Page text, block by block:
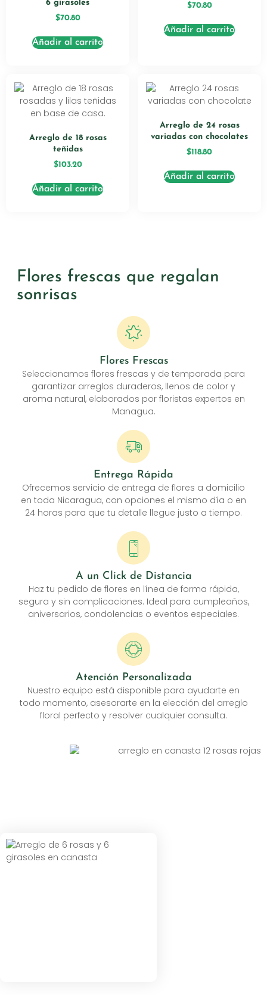
6 girasoles
$70.80
Añadir al carrito
$70.80
Añadir al carrito
Arreglo de 18 rosas
teñidas
$103.20
Añadir al carrito
Arreglo de 24 rosas
variadas con chocolates
$118.80
Añadir al carrito
Flores frescas que regalan
sonrisas
Flores Frescas
Seleccionamos flores frescas y de temporada para
garantizar arreglos duraderos, llenos de color y
aroma natural, elaborados por floristas expertos en
Managua.
Entrega Rápida
Ofrecemos servicio de entrega de flores a domicilio
en toda Nicaragua, con opciones el mismo día o en
24 horas para que tu detalle llegue justo a tiempo.
A un Click de Distancia
Haz tu pedido de flores en línea de forma rápida,
segura y sin complicaciones. Ideal para cumpleaños,
aniversarios, condolencias o eventos especiales.
Atención Personalizada
Nuestro equipo está disponible para ayudarte en
todo momento, asesorarte en la elección del arreglo
floral perfecto y resolver cualquier consulta.